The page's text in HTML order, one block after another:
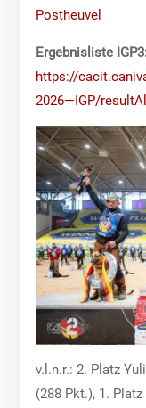
Postheuvel
Ergebnisliste
https://
2026—IGP/resultAll
v.l.n.r.: 2. Platz
(288 Pkt.), 1.